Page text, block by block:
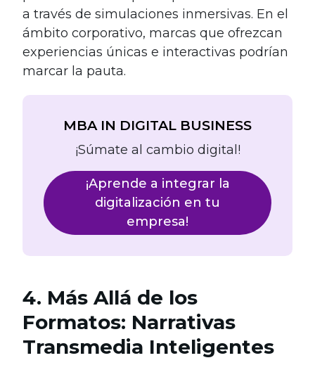
a través de simulaciones inmersivas. En el
ámbito corporativo, marcas que ofrezcan
experiencias únicas e interactivas podrían
marcar la pauta.
MBA IN DIGITAL BUSINESS
¡Súmate al cambio digital!
¡Aprende a integrar la
digitalización en tu
empresa!
4. Más Allá de los
Formatos: Narrativas
Transmedia Inteligentes